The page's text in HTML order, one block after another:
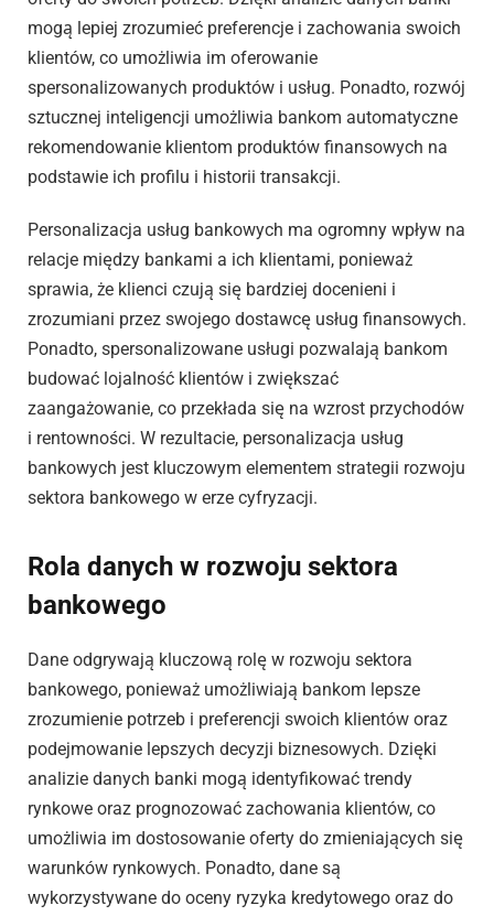
mogą lepiej zrozumieć preferencje i zachowania swoich
klientów, co umożliwia im oferowanie
spersonalizowanych produktów i usług. Ponadto, rozwój
sztucznej inteligencji umożliwia bankom automatyczne
rekomendowanie klientom produktów finansowych na
podstawie ich profilu i historii transakcji.
Personalizacja usług bankowych ma ogromny wpływ na
relacje między bankami a ich klientami, ponieważ
sprawia, że klienci czują się bardziej docenieni i
zrozumiani przez swojego dostawcę usług finansowych.
Ponadto, spersonalizowane usługi pozwalają bankom
budować lojalność klientów i zwiększać
zaangażowanie, co przekłada się na wzrost przychodów
i rentowności. W rezultacie, personalizacja usług
bankowych jest kluczowym elementem strategii rozwoju
sektora bankowego w erze cyfryzacji.
Rola danych w rozwoju sektora
bankowego
Dane odgrywają kluczową rolę w rozwoju sektora
bankowego, ponieważ umożliwiają bankom lepsze
zrozumienie potrzeb i preferencji swoich klientów oraz
podejmowanie lepszych decyzji biznesowych. Dzięki
analizie danych banki mogą identyfikować trendy
rynkowe oraz prognozować zachowania klientów, co
umożliwia im dostosowanie oferty do zmieniających się
warunków rynkowych. Ponadto, dane są
wykorzystywane do oceny ryzyka kredytowego oraz do